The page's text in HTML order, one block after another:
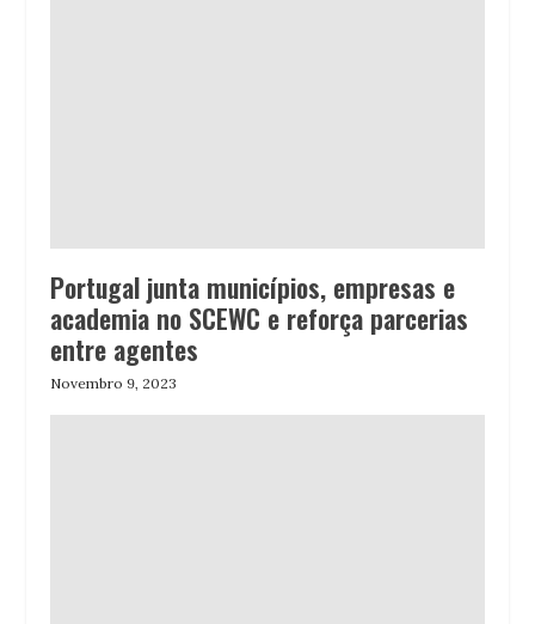
Portugal junta municípios, empresas e
academia no SCEWC e reforça parcerias
entre agentes
Novembro 9, 2023